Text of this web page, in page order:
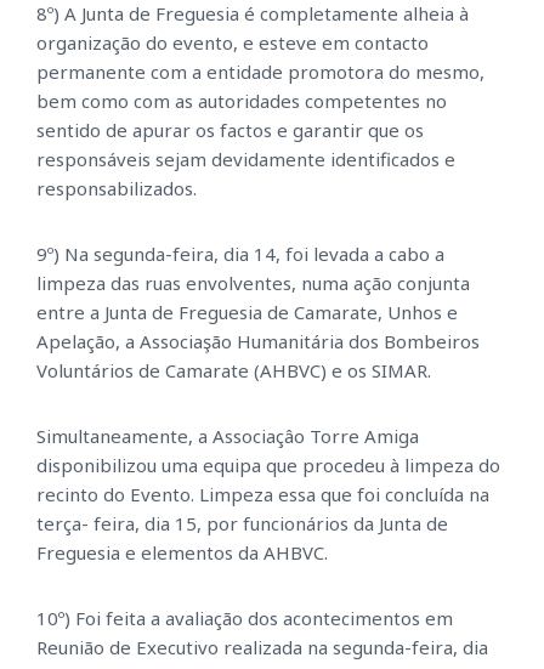
8º) A Junta de Freguesia é completamente alheia à
organização do evento, e esteve em contacto
permanente com a entidade promotora do mesmo,
bem como com as autoridades competentes no
sentido de apurar os factos e garantir que os
responsáveis sejam devidamente identificados e
responsabilizados.
9º) Na segunda-feira, dia 14, foi levada a cabo a
limpeza das ruas envolventes, numa ação conjunta
entre a Junta de Freguesia de Camarate, Unhos e
Apelação, a Associaşão Humanitária dos Bombeiros
Voluntários de Camarate (AHBVC) e os SIMAR.
Simultaneamente, a Associaçâo Torre Amiga
disponibilizou uma equipa que procedeu à limpeza do
recinto do Evento. Limpeza essa que foi concluída na
terça- feira, dia 15, por funcionários da Junta de
Freguesia e elementos da AHBVC.
10º) Foi feita a avaliação dos acontecimentos em
Reunião de Executivo realizada na segunda-feira, dia